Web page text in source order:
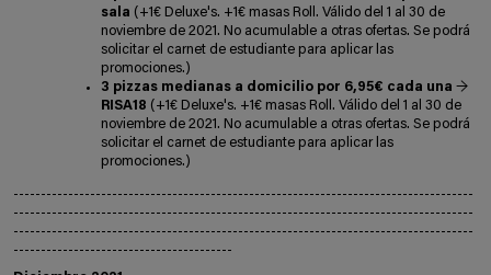
sala (+1€ Deluxe's. +1€ masas Roll. Válido del 1 al 30 de
noviembre de 2021. No acumulable a otras ofertas. Se podrá
solicitar el carnet de estudiante para aplicar las
promociones.)
3 pizzas medianas a domicilio por 6,95€ cada una →
RISA18 (+1€ Deluxe's. +1€ masas Roll. Válido del 1 al 30 de
noviembre de 2021. No acumulable a otras ofertas. Se podrá
solicitar el carnet de estudiante para aplicar las
promociones.)
------------------------------------------------------------------------------------
------------------------------------------------------------------------------------
------------------------------------------------------------------------------------
----------------------------------------